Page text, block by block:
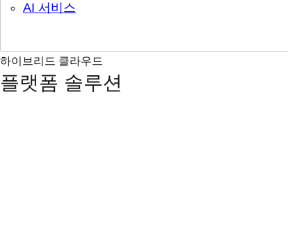
AI 서비스
하이브리드 클라우드
플랫폼 솔루션